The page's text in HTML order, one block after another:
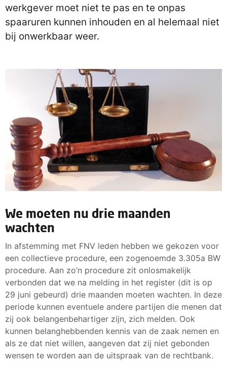
werkgever moet niet te pas en te onpas
spaaruren kunnen inhouden en al helemaal niet
bij onwerkbaar weer.
We moeten nu drie maanden
wachten
In afstemming met FNV leden hebben we gekozen voor
een collectieve procedure, een zogenoemde 3.305a BW
procedure. Aan zo’n procedure zit onlosmakelijk
verbonden dat we na melding in het register (dit is op
29 juni gebeurd) drie maanden moeten wachten. In deze
periode kunnen eventuele andere partijen die menen dat
zij ook belangenbehartiger zijn, zich melden. Ook
kunnen belanghebbenden kennis van de zaak nemen en
als ze dat niet willen, aangeven dat zij niet gebonden
wensen te worden aan de uitspraak van de rechtbank.